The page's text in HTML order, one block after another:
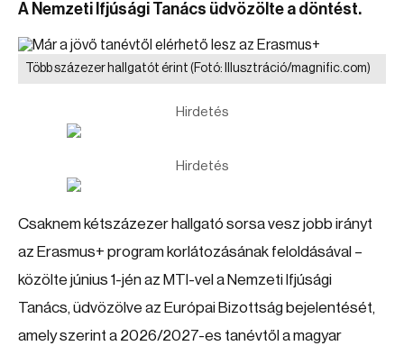
A Nemzeti Ifjúsági Tanács üdvözölte a döntést.
Több százezer hallgatót érint (Fotó: Illusztráció/magnific.com)
Hirdetés
Hirdetés
Csaknem kétszázezer hallgató sorsa vesz jobb irányt
az Erasmus+ program korlátozásának feloldásával –
közölte június 1-jén az MTI-vel a Nemzeti Ifjúsági
Tanács, üdvözölve az Európai Bizottság bejelentését,
amely szerint a 2026/2027-es tanévtől a magyar